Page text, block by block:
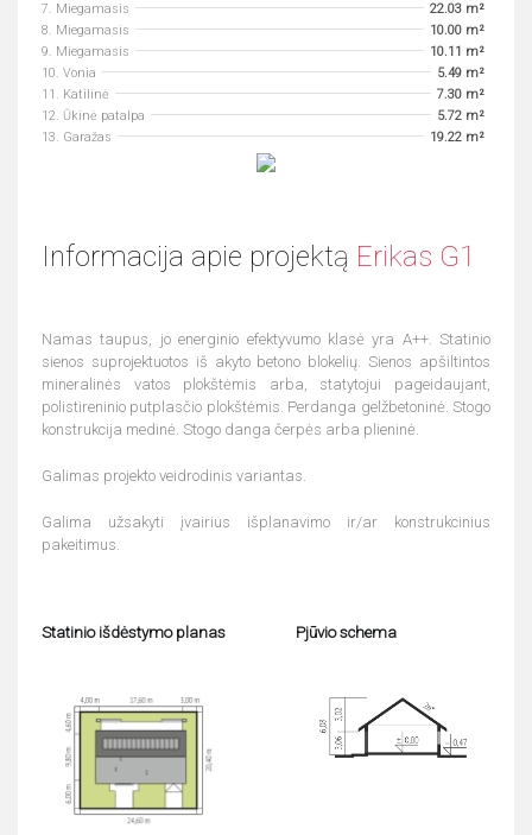
7. Miegamasis
22.03 m²
8. Miegamasis
10.00 m²
9. Miegamasis
10.11 m²
10. Vonia
5.49 m²
11. Katilinė
7.30 m²
12. Ūkinė patalpa
5.72 m²
13. Garažas
19.22 m²
Informacija apie projektą Erikas G1
Namas taupus, jo energinio efektyvumo klasė yra A++. Statinio
sienos suprojektuotos iš akyto betono blokelių. Sienos apšiltintos
mineralinės vatos plokštėmis arba, statytojui pageidaujant,
polistireninio putplasčio plokštėmis. Perdanga gelžbetoninė. Stogo
konstrukcija medinė. Stogo danga čerpės arba plieninė.
Galimas projekto veidrodinis variantas.
Galima užsakyti įvairius išplanavimo ir/ar konstrukcinius
pakeitimus.
Statinio išdėstymo planas Pjūvio schema